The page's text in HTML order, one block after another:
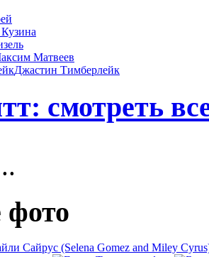
Матвеев
Джастин Тимберлейк
смотреть